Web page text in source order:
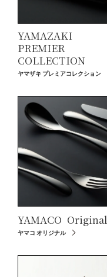
YAMAZAKI
PREMIER
COLLECTION
ヤマザキ プレミアコレクション
YAMACO Original
ヤマコ オリジナル